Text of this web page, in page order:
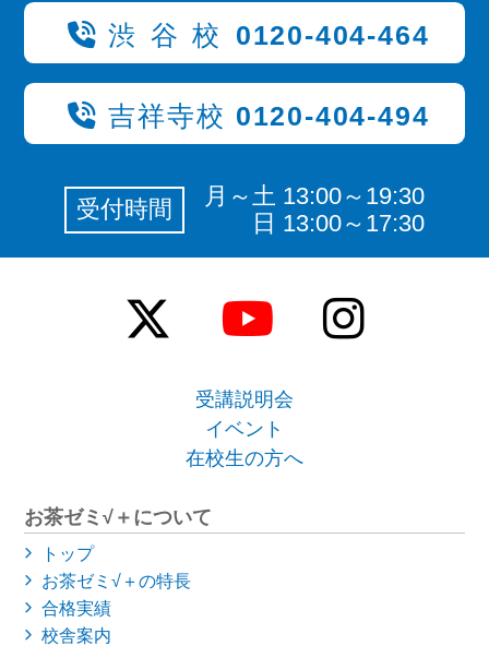
渋谷校 0120-404-464
吉祥寺校 0120-404-494
受付時間
月～土 13:00～19:30
日 13:00～17:30
受講説明会
イベント
在校生の方へ
お茶ゼミ√＋について
トップ
お茶ゼミ√＋の特長
合格実績
校舎案内